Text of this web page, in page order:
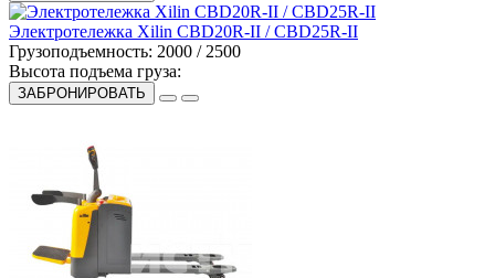
Электротележка Xilin CBD20R-II / CBD25R-II
Грузоподъемность: 2000 / 2500
Высота подъема груза:
ЗАБРОНИРОВАТЬ